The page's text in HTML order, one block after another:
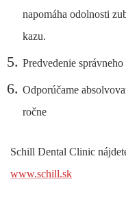
napomáha odolnosti
kazu.
Predvedenie
Odporúčame
ročne
Schill Dental Clinic
www.schill.sk